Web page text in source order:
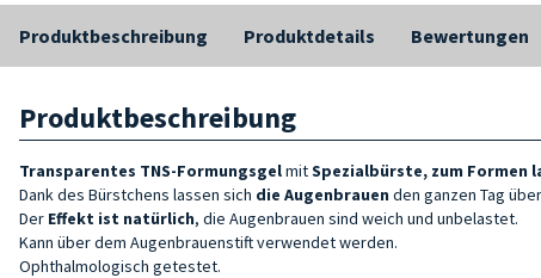
Produktbeschreibung Produktdetails Bewertungen
Produktbeschreibung
Transparentes TNS-FormungsgelmitSpezialbürste, zum Formen
Dank des Bürstchens lassen sich die Augenbrauen den ganzen Tag über
Der Effekt ist natürlich, die Augenbrauen sind weich und unbelastet.
Kann über dem Augenbrauenstift verwendet werden.
Ophthalmologisch getestet.